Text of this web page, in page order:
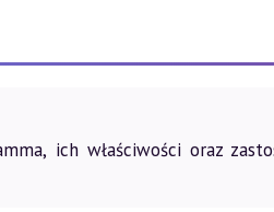
ich właściwości oraz